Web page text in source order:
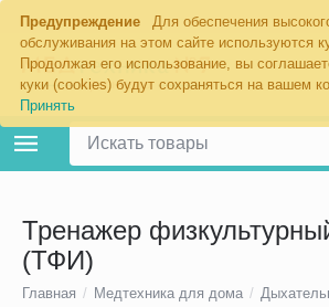
Предупреждение
Для обеспечения
обслуживания на этом сайте используются
Продолжая его использование, вы
куки (cookies) будут сохраняться на вашем
Принять
Тренажер
(ТФИ)
Главная / Медтехника для дома /